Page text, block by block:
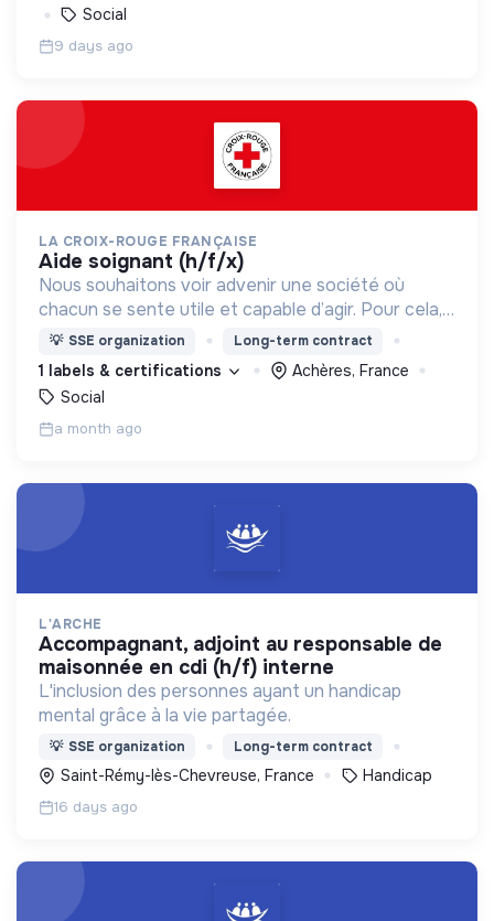
Social
9 days ago
LA CROIX-ROUGE FRANÇAISE
aide soignant (h/f/x)
Nous souhaitons voir advenir une société où
chacun se sente utile et capable d’agir. Pour cela,
nous proposons des moyens et des lieux
d’engagement innovants et adaptés à tous.
💡 SSE organization Long-term contract
1 labels & certifications
Achères, France
Social
a month ago
L'ARCHE
accompagnant, adjoint au responsable de
maisonnée en cdi (h/f) interne
L'inclusion des personnes ayant un handicap
mental grâce à la vie partagée.
💡 SSE organization Long-term contract
Saint-Rémy-lès-Chevreuse, France Handicap
16 days ago